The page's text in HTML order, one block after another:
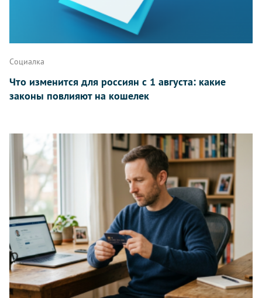
Написать
Социалка
Что изменится для россиян с 1 августа: какие
законы повлияют на кошелек